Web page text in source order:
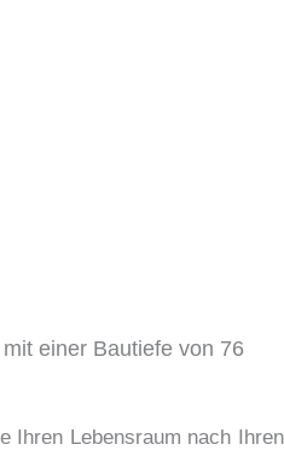
einer Bautiefe von 76
Ihren Lebensraum nach Ihren